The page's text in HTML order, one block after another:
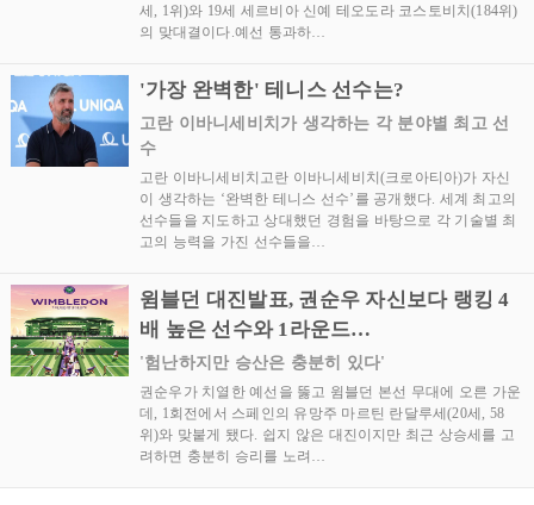
세, 1위)와 19세 세르비아 신예 테오도라 코스토비치(184위)
의 맞대결이다.예선 통과하…
'가장 완벽한' 테니스 선수는?
고란 이바니세비치가 생각하는 각 분야별 최고 선
수
고란 이바니세비치고란 이바니세비치(크로아티아)가 자신
이 생각하는 ‘완벽한 테니스 선수’를 공개했다. 세계 최고의
선수들을 지도하고 상대했던 경험을 바탕으로 각 기술별 최
고의 능력을 가진 선수들을…
윔블던 대진발표, 권순우 자신보다 랭킹 4
배 높은 선수와 1라운드…
'험난하지만 승산은 충분히 있다'
권순우가 치열한 예선을 뚫고 윔블던 본선 무대에 오른 가운
데, 1회전에서 스페인의 유망주 마르틴 란달루세(20세, 58
위)와 맞붙게 됐다. 쉽지 않은 대진이지만 최근 상승세를 고
려하면 충분히 승리를 노려…